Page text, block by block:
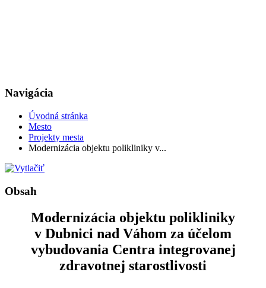
Navigácia
Úvodná stránka
Mesto
Projekty mesta
Modernizácia objektu polikliniky v...
Obsah
Modernizácia objektu polikliniky
v Dubnici nad Váhom za účelom
vybudovania Centra integrovanej
zdravotnej starostlivosti